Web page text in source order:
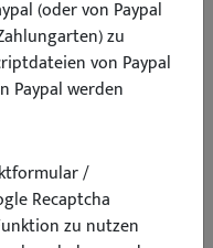
automatically be
costs.
costs for Germany:
(oder von Paypal
zu
von Paypal
Paypal werden
/
Recaptcha
zu nutzen